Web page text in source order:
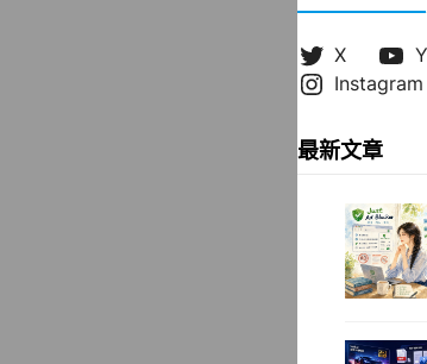
X
Instagram
最新文章